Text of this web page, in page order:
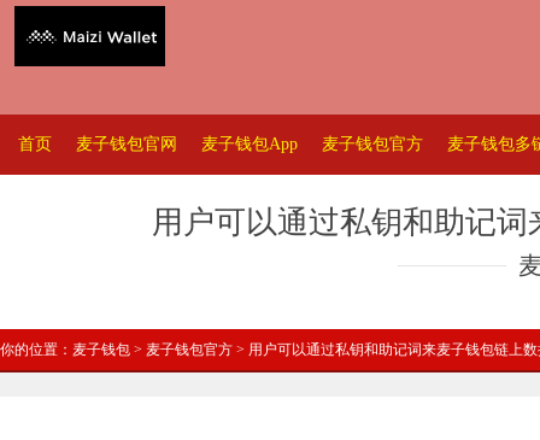
首页 麦子钱包官网 麦子钱包App 麦子钱包官方 麦子钱包多
用户可以通过私钥和助记
你的位置： 麦子钱包 > 麦子钱包官方 > 用户可以通过私钥和助记词来麦子钱包链上